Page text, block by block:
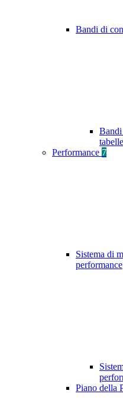
Bandi di
Bandi
Performance 7
Sistema di
performance
Piano della